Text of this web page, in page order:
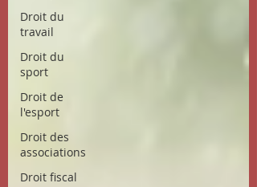
Droit du
travail
Droit du
sport
Droit de
l'esport
Droit des
associations
Droit fiscal